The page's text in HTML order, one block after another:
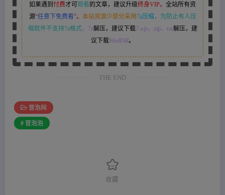
如果遇到 付费才可 观看 的文章，建议升级终身VIP。 全站所有资
源“任意下免费看”。 本站资源少部分采用7z压缩，
为防止有人压
缩软件不支持7z格式，7z解压，建议下载7-zip，zip、rar解压，建
议下载WinRAR。
THE END
冒泡网
# 冒泡泡
收藏